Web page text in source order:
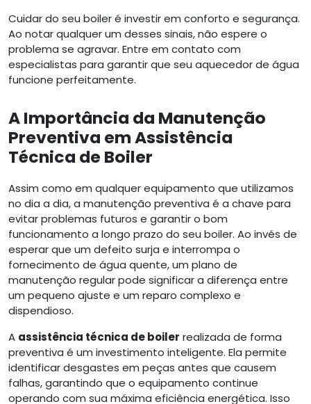
Cuidar do seu boiler é investir em conforto e segurança.
Ao notar qualquer um desses sinais, não espere o
problema se agravar. Entre em contato com
especialistas para garantir que seu aquecedor de água
funcione perfeitamente.
A Importância da Manutenção
Preventiva em Assistência
Técnica de Boiler
Assim como em qualquer equipamento que utilizamos
no dia a dia, a manutenção preventiva é a chave para
evitar problemas futuros e garantir o bom
funcionamento a longo prazo do seu boiler. Ao invés de
esperar que um defeito surja e interrompa o
fornecimento de água quente, um plano de
manutenção regular pode significar a diferença entre
um pequeno ajuste e um reparo complexo e
dispendioso.
A assistência técnica de boiler realizada de forma
preventiva é um investimento inteligente. Ela permite
identificar desgastes em peças antes que causem
falhas, garantindo que o equipamento continue
operando com sua máxima eficiência energética. Isso